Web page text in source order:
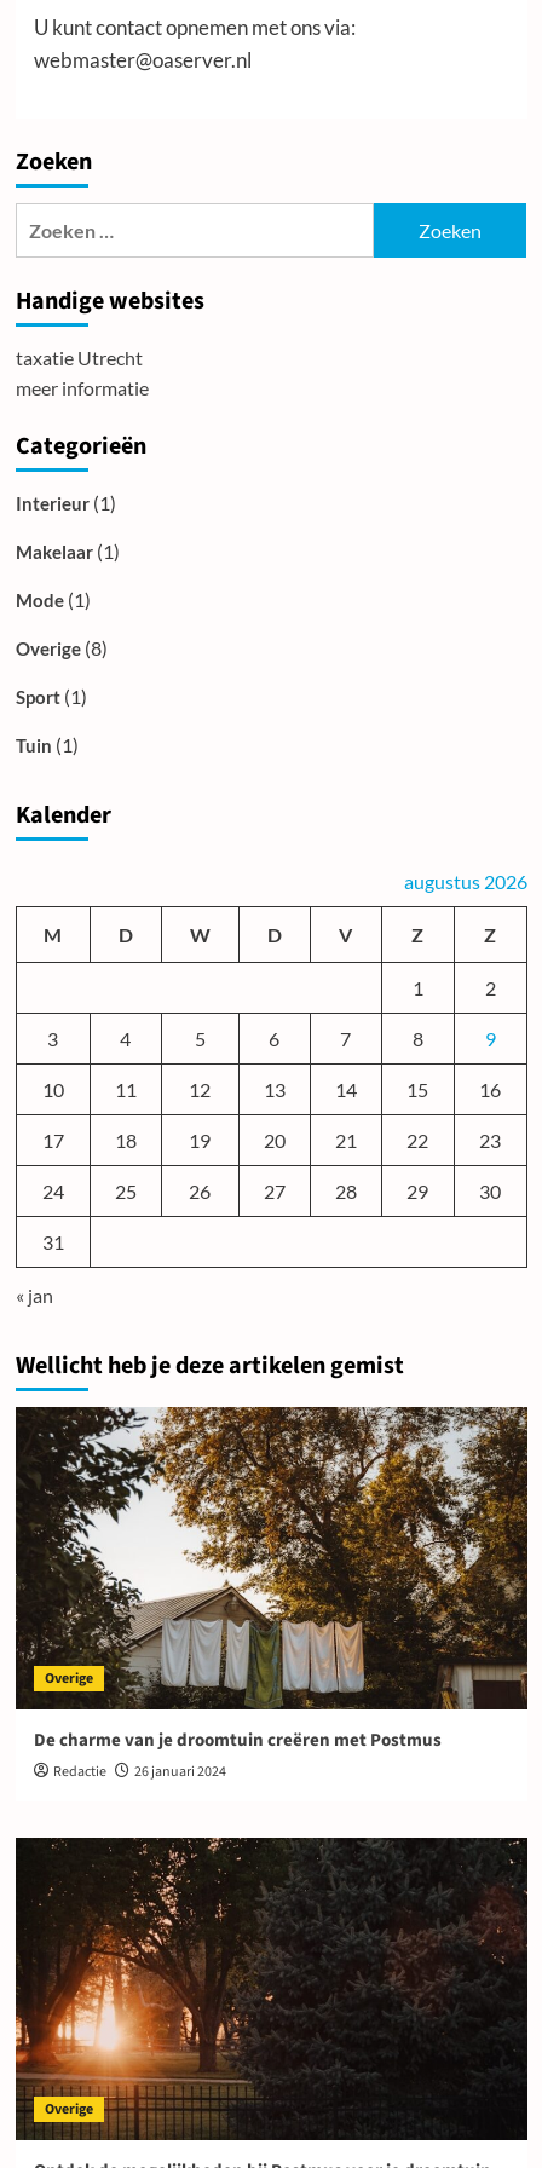
U kunt contact opnemen met ons via:
webmaster@oaserver.nl
Zoeken
Handige websites
taxatie Utrecht
meer informatie
Categorieën
Interieur(1)
Makelaar(1)
Mode(1)
Overige(8)
Sport(1)
Tuin (1)
Kalender
augustus 2026
M D W D V Z Z
1 2
3 4 5 6 7 8 9
10 11 12 13 14 15 16
17 18 19 20 21 22 23
24 25 26 27 28 29 30
31
« jan
Wellicht heb je deze artikelen gemist
Overige
De charme van je droomtuin creëren met Postmus
Redactie 26 januari 2024
Overige